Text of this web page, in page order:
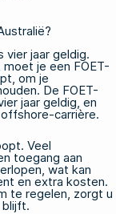
jaar geldig.
je een FOET-
om je
De FOET-
jaar geldig, en
carrière.
Veel
toegang aan
wat kan
en extra kosten.
te regelen, zorgt u